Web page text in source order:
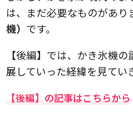
は、まだ必要なものがあり
機） です。
【後編】では、かき氷機
展していった経緯を見てい
【後編】の記事はこちらから